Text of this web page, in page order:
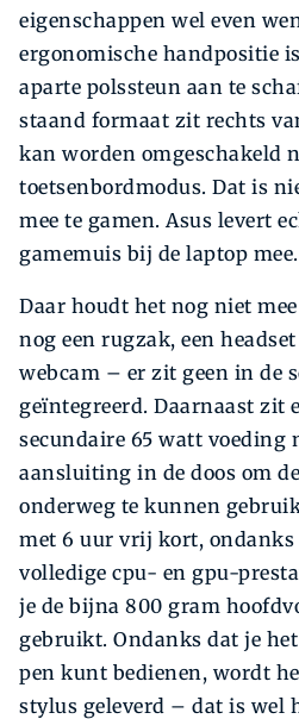
eigenschappen wel even
ergonomische handpositie
aparte polssteun aan te
staand formaat zit rechts
kan worden omgeschakeld
toetsenbordmodus. Dat is
mee te gamen. Asus levert
gamemuis bij de laptop mee.
Daar houdt het nog niet
nog een rugzak, een
webcam – er zit geen in de
geïntegreerd. Daarnaast zit
secundaire 65 watt voeding
aansluiting in de doos om
onderweg te kunnen
met 6 uur vrij kort, ondanks
volledige cpu- en gpu-­
je de bijna 800 gram
gebruikt. Ondanks dat je
pen kunt bedienen, wordt
stylus geleverd – dat is wel